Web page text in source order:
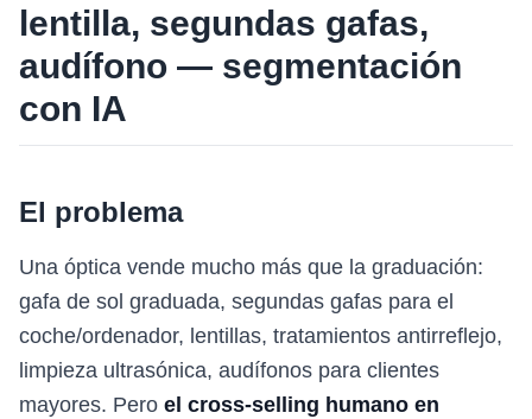
lentilla, segundas gafas,
audífono — segmentación
con IA
El problema
Una óptica vende mucho más que la graduación:
gafa de sol graduada, segundas gafas para el
coche/ordenador, lentillas, tratamientos antirreflejo,
limpieza ultrasónica, audífonos para clientes
mayores. Pero el cross-selling humano en